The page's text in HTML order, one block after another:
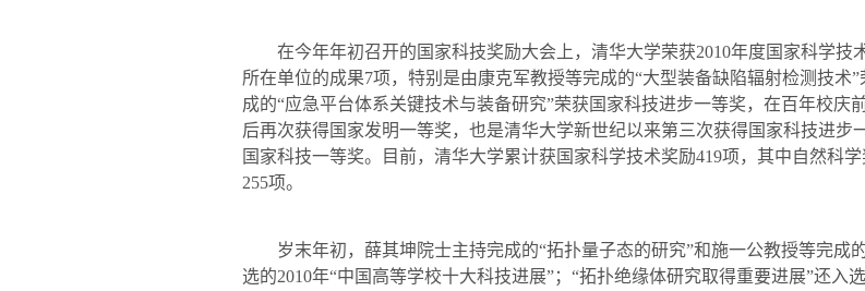
在今年年初召开的国家科技奖励大会上，清华大学荣获2010年度国家科学技
所在单位的成果7项，特别是由康克军教授等完成的“大型装备缺陷辐射检测技术
成的“应急平台体系关键技术与装备研究”荣获国家科技进步一等奖，在百年校
后再次获得国家发明一等奖，也是清华大学新世纪以来第三次获得国家科技进步
国家科技一等奖。目前，清华大学累计获国家科学技术奖励419项，其中自然科学
255项。
岁末年初，薛其坤院士主持完成的“拓扑量子态的研究”和施一公教授等完成
选的2010年“中国高等学校十大科技进展”；“拓扑绝缘体研究取得重要进展”还入